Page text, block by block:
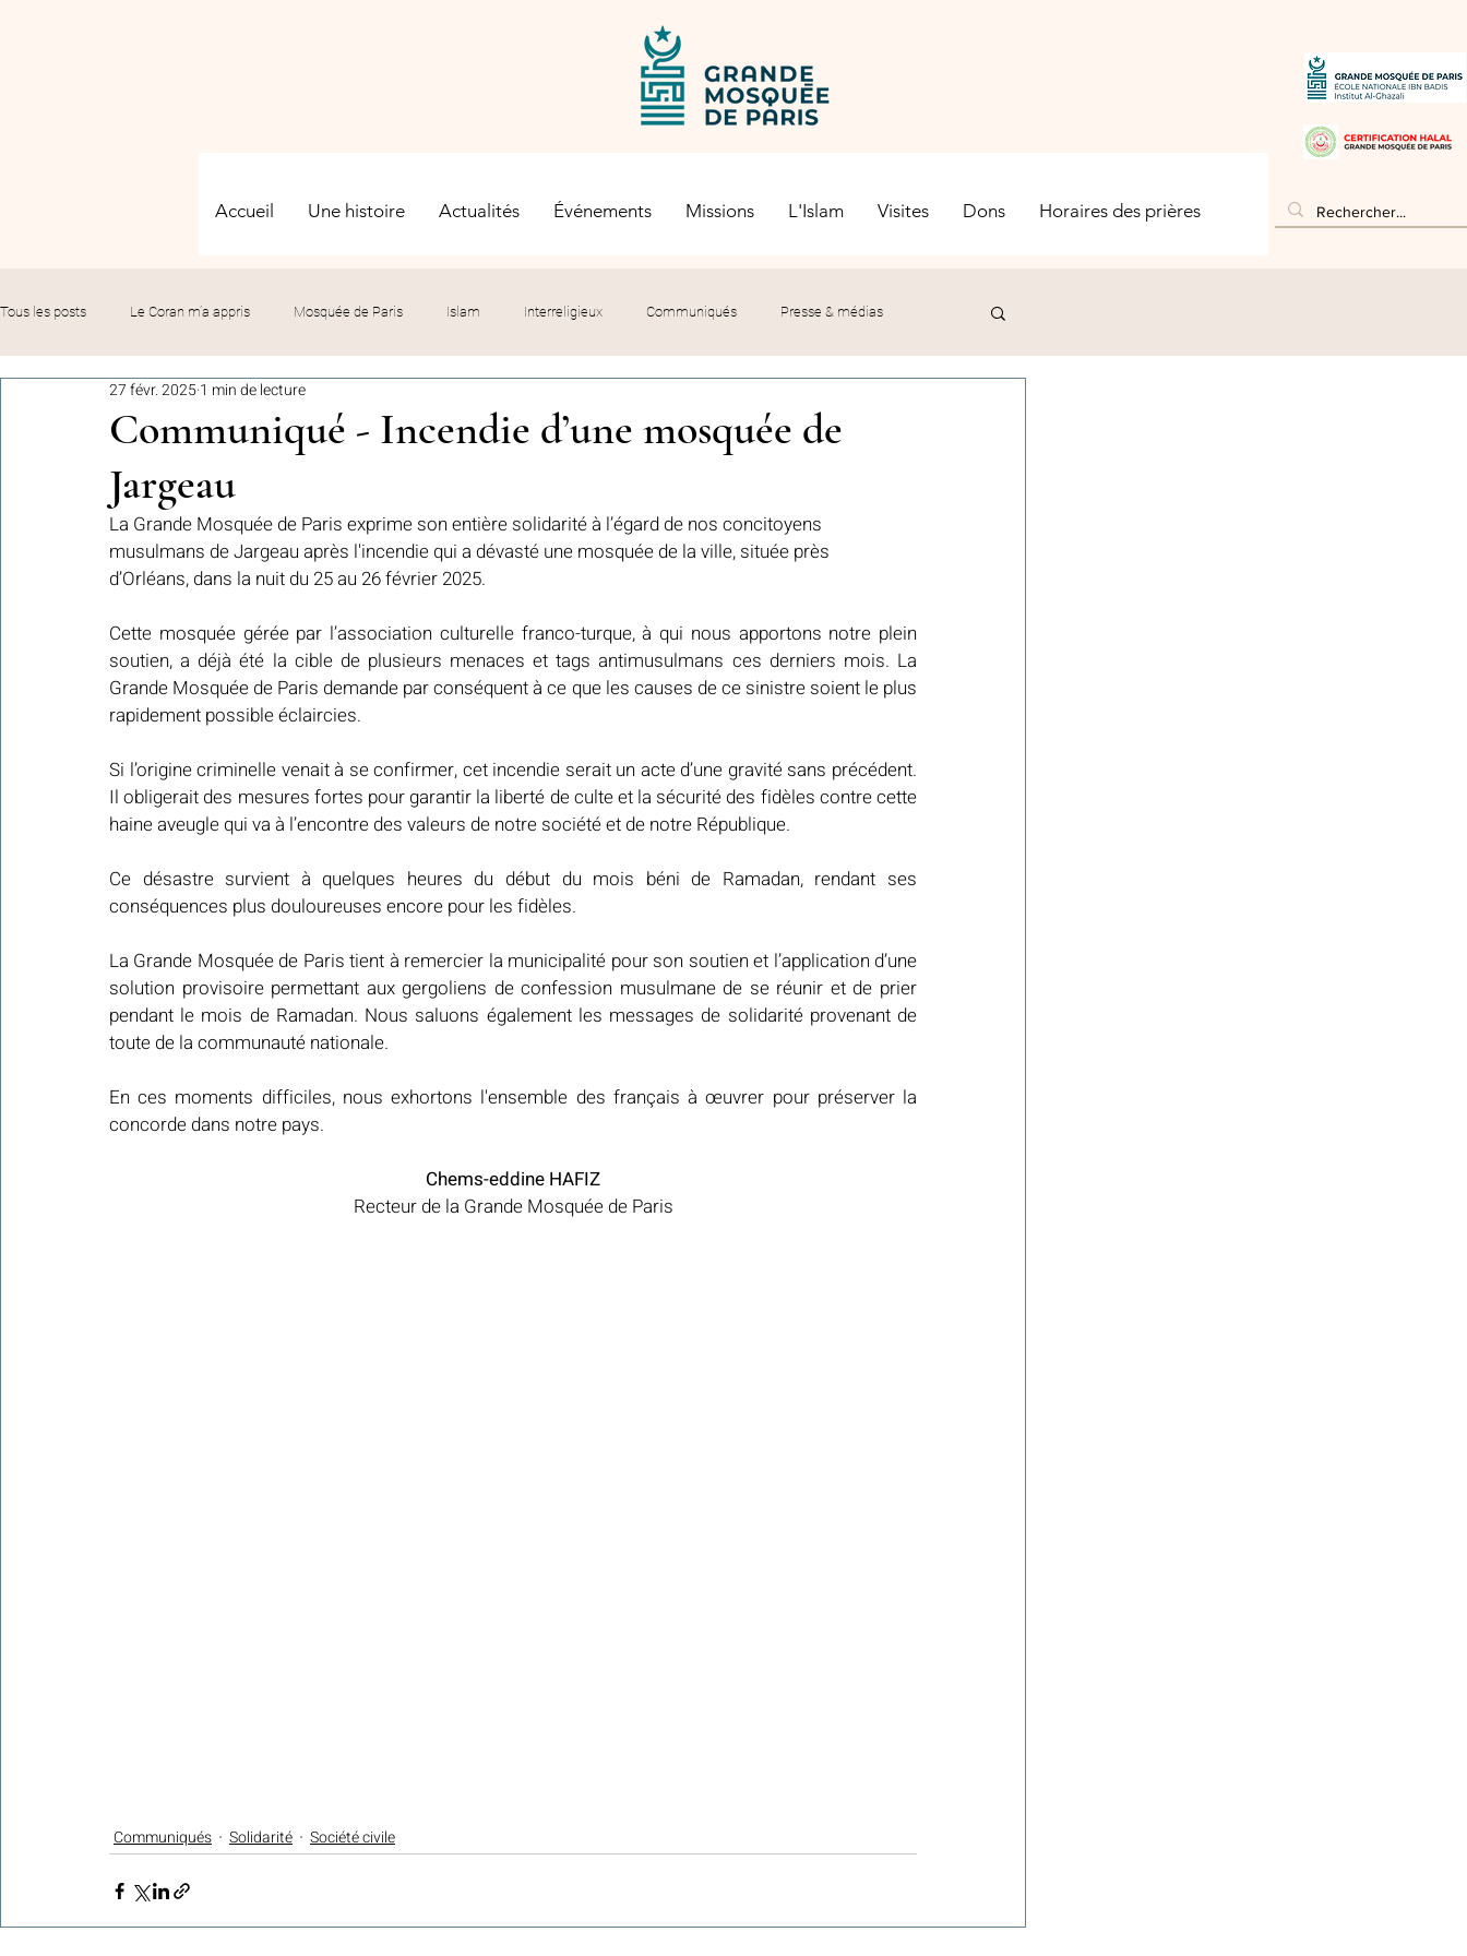
Accueil Une histoire Actualités Événements Missions L'Islam Visites Dons Horaires des prières
Tous les posts Le Coran m’a appris Mosquée de Paris Islam Interreligieux Communiqués Presse & médias
Evénements Solidarité Formation
commémorations Hommage
Colonies de vacances Algérie 2024 ​​Focus sur une actualité
Le Hadith de la semaine Les Noms et Attributs d'Allah Regard fraternel Lumière et lieux saints De la Révélation à nos jours
Communiqué - Incendie d’une mosquée de
Jargeau
27 févr. 20251 min de lecture
La Grande Mosquée de Paris exprime son entière solidarité à l’égard de nos concitoyens
musulmans de Jargeau après l'incendie qui a dévasté une mosquée de la ville, située près
d’Orléans, dans la nuit du 25 au 26 février 2025.
Cette mosquée gérée par l’association culturelle franco-turque, à qui nous apportons notre plein
soutien, a déjà été la cible de plusieurs menaces et tags antimusulmans ces derniers mois. La
Grande Mosquée de Paris demande par conséquent à ce que les causes de ce sinistre soient le plus
rapidement possible éclaircies.
Si l’origine criminelle venait à se confirmer, cet incendie serait un acte d’une gravité sans précédent.
Il obligerait des mesures fortes pour garantir la liberté de culte et la sécurité des fidèles contre cette
haine aveugle qui va à l’encontre des valeurs de notre société et de notre République.
Ce désastre survient à quelques heures du début du mois béni de Ramadan, rendant ses
conséquences plus douloureuses encore pour les fidèles.
La Grande Mosquée de Paris tient à remercier la municipalité pour son soutien et l’application d’une
solution provisoire permettant aux gergoliens de confession musulmane de se réunir et de prier
pendant le mois de Ramadan. Nous saluons également les messages de solidarité provenant de
toute de la communauté nationale.
En ces moments difficiles, nous exhortons l'ensemble des français à œuvrer pour préserver la
concorde dans notre pays.
Chems-eddine HAFIZ
Recteur de la Grande Mosquée de Paris
Communiqués Solidarité Société civile